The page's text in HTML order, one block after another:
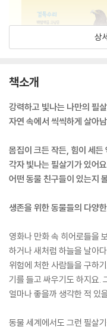
상
책소개
강력하고 빛나는 나만의 필
자연 속에서 씩씩하게 살아남
몸집이 크든 작든, 힘이 세든
각자 빛나는 필살기가 있어
어떤 동물 친구들이 있는지
생존을 위한 동물들의 다양
영화나 만화 속 히어로들을
하거나 새처럼 하늘을 날아
위험에 처한 사람들을 구하
기를 들고 싸우기도 하지요.
얼마나 좋을까 생각한 적 있
동물 세계에서도 그런 필살